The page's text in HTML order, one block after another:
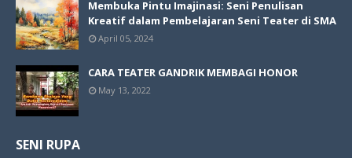
Membuka Pintu Imajinasi: Seni Penulisan
Kreatif dalam Pembelajaran Seni Teater di SMA
April 05, 2024
CARA TEATER GANDRIK MEMBAGI HONOR
May 13, 2022
SENI RUPA